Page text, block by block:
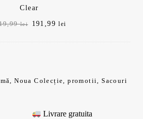
Clear
lei
Prețul
191,99lei
,Noua Colecție,promotii,Sacouri
Livrare gratuita